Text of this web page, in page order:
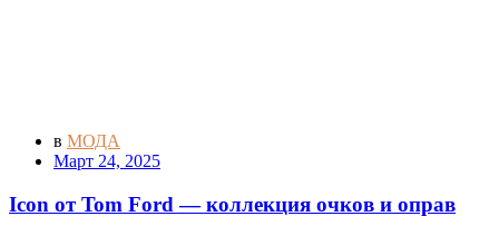
в МОДА
Март 24, 2025
Icon от Tom Ford — коллекция очков и оправ